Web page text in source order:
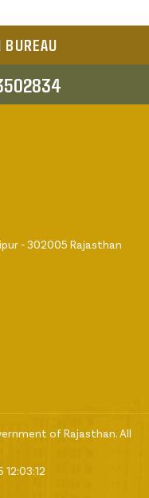
- 302005 Rajasthan
of Rajasthan. All